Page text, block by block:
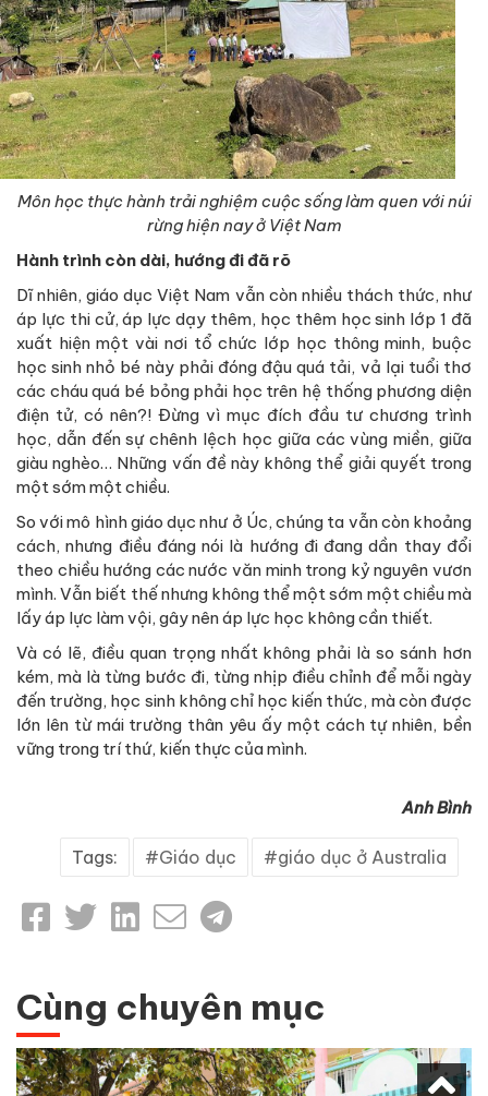
Môn học thực hành trải nghiệm cuộc sống làm quen với núi
rừng hiện nay ở Việt Nam
Hành trình còn dài, hướng đi đã rõ
Dĩ nhiên, giáo dục Việt Nam vẫn còn nhiều thách thức, như
áp lực thi cử, áp lực dạy thêm, học thêm học sinh lớp 1 đã
xuất hiện một vài nơi tổ chức lớp học thông minh, buộc
học sinh nhỏ bé này phải đóng đậu quá tải, vả lại tuổi thơ
các cháu quá bé bỏng phải học trên hệ thống phương diện
điện tử, có nên?! Đừng vì mục đích đầu tư chương trình
học, dẫn đến sự chênh lệch học giữa các vùng miền, giữa
giàu nghèo… Những vấn đề này không thể giải quyết trong
một sớm một chiều.
So với mô hình giáo dục như ở Úc, chúng ta vẫn còn khoảng
cách, nhưng điều đáng nói là hướng đi đang dần thay đổi
theo chiều hướng các nước văn minh trong kỷ nguyên vươn
mình. Vẫn biết thế nhưng không thể một sớm một chiều mà
lấy áp lực làm vội, gây nên áp lực học không cần thiết.
Và có lẽ, điều quan trọng nhất không phải là so sánh hơn
kém, mà là từng bước đi, từng nhịp điều chỉnh để mỗi ngày
đến trường, học sinh không chỉ học kiến thức, mà còn được
lớn lên từ mái trường thân yêu ấy một cách tự nhiên, bền
vững trong trí thứ, kiến thực của mình.
Anh Bình
Tags: Giáo dục giáo dục ở Australia
Cùng chuyên mục